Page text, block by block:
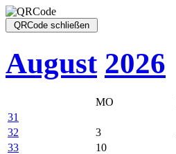
August 2026
MO
31
32
3
33
10